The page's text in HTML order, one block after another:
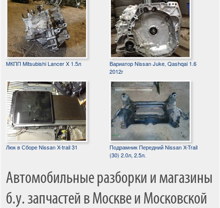
МКПП Mitsubishi Lancer X 1.5л
Вариатор Nissan Juke, Qashqai 1.6
2012г
Люк в Сборе Nissan X-trail 31
Подрамник Передний Nissan X-Trail
(30) 2.0л, 2.5л.
Автомобильные разборки и магазины
б.у. запчастей в Москве и Московской